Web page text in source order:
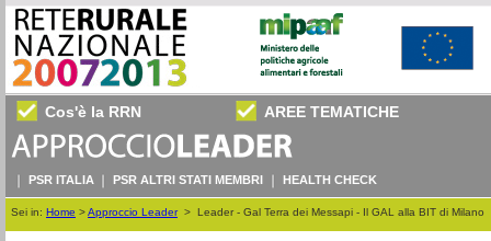
Cos'è la RRN AREE TEMATICHE
PSR ITALIA PSR ALTRI STATI MEMBRI HEALTH CHECK
Sei in: Home >Approccio Leader> Leader - Gal Terra dei Messapi - Il GAL alla BIT di Milano